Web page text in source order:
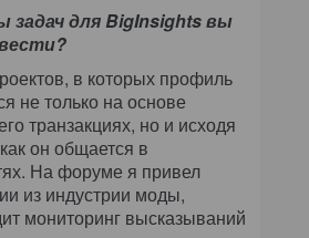
задач для BigInsights вы
в которых профиль
не только на основе
транзакциях, но и исходя
он общается в
На форуме я привел
из индустрии моды,
мониторинг высказываний